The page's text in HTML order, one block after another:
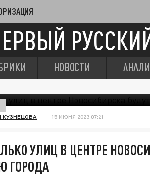
НОВОСТИ
КУЗНЕЦОВА 15 ИЮНЯ 2023 07:21
УЛИЦ В ЦЕНТРЕ
ГОРОДА